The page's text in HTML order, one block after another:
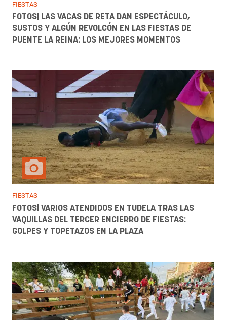
FIESTAS
FOTOS| LAS VACAS DE RETA DAN ESPECTÁCULO,
SUSTOS Y ALGÚN REVOLCÓN EN LAS FIESTAS DE
PUENTE LA REINA: LOS MEJORES MOMENTOS
FIESTAS
FOTOS| VARIOS ATENDIDOS EN TUDELA TRAS LAS
VAQUILLAS DEL TERCER ENCIERRO DE FIESTAS:
GOLPES Y TOPETAZOS EN LA PLAZA